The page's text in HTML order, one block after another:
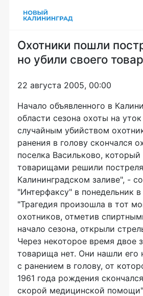
Охотники пошли
но убили своего
22 августа 2005, 00:00
Начало объявленного в
области сезона охоты на
случайным убийством
ранения в голову скончался
поселка Васильково,
товарищами решили
Калининградском заливе", -
"Интерфаксу" в понедельник
"Трагедия произошла в тот
охотников, отметив
начало сезона, открыли
Через некоторое время двое
товарища нет. Они нашли его
с ранением в голову, от
1961 года рождения
скорой медицинской